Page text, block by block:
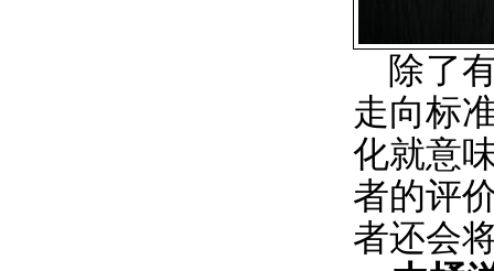
除了
走向标
化就意
者的评
者还会